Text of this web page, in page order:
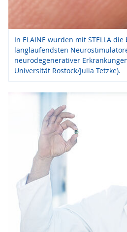
In ELAINE wurden mit STELLA
langlaufendsten
neurodegenerativer
Universität Rostock/Julia Tetzke).